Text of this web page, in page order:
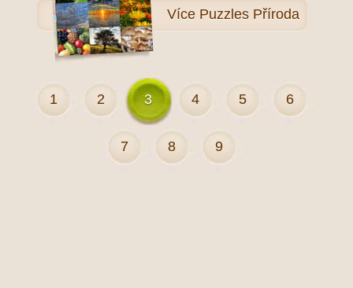
Více Puzzles Příroda
1 2 3 4 5 6
7 8 9